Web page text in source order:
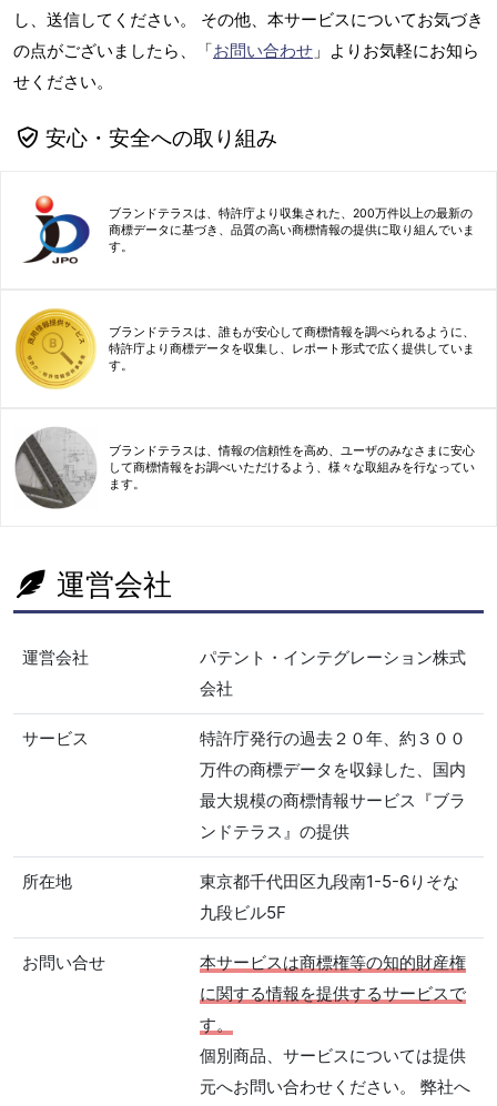
し、送信してください。 その他、本サービスについてお気づき
の点がございましたら、「お問い合わせ 」よりお気軽にお知ら
せください。
安心・安全への取り組み
ブランドテラスは、特許庁より収集された、200万件以上の最新の
商標データに基づき、品質の高い商標情報の提供に取り組んでいま
す。
ブランドテラスは、誰もが安心して商標情報を調べられるように、
特許庁より商標データを収集し、レポート形式で広く提供していま
す。
ブランドテラスは、情報の信頼性を高め、ユーザのみなさまに安心
して商標情報をお調べいただけるよう、様々な取組みを行なってい
ます。
運営会社
運営会社
パテント・インテグレーション株式
会社
サービス
特許庁発行の過去２０年、約３００
万件の商標データを収録した、国内
最大規模の商標情報サービス『ブラ
ンドテラス』の提供
所在地
東京都千代田区九段南1-5-6りそな
九段ビル5F
お問い合せ
本サービスは商標権等の知的財産権
に関する情報を提供するサービスで
す。
個別商品、サービスについては提供
元へお問い合わせください。 弊社へ